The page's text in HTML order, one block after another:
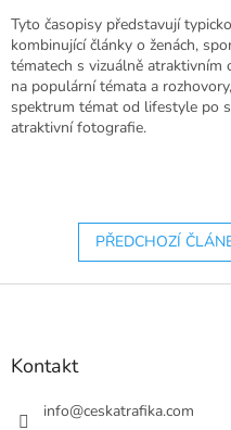
Tyto časopisy představují
kombinující články o ženách,
tématech s vizuálně atraktivním
na populární témata a
spektrum témat od lifestyle po
atraktivní fotografie.
PŘEDCHOZÍ
Z
Kontakt
info@ceskatrafika.com